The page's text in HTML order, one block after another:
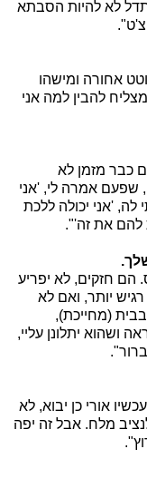
לא להיות הסבתא
אחורה ומישהו
להבין למה אני
כבר מזמן לא
שפעם אמרה לי, 'אני
'אני יכולה ללכת
להם את זה'".
הם חזקים, לא יפריע
יותר, ואם לא
בבית (מחייכת),
ושהוא יתלונן עליי,
אורי כן יבוא, לא
מלח. אבל זה יפה